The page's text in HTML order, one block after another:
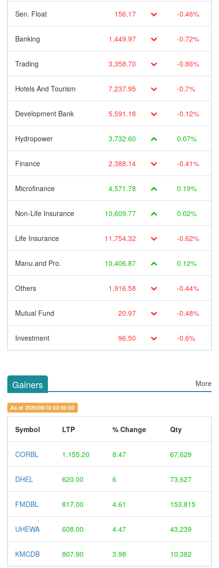
Sen. Float 156.17 -0.46%
Banking 1,449.97 -0.72%
Trading 3,358.70 -0.86%
Hotels And Tourism 7,237.95 -0.7%
Development Bank 5,591.18 -0.12%
Hydropower 3,732.60 0.07%
Finance 2,388.14 -0.41%
Microfinance 4,571.78 0.19%
Non-Life Insurance 10,609.77 0.02%
Life Insurance 11,754.32 -0.62%
Manu.and Pro. 10,406.87 0.12%
Others 1,916.58 -0.44%
Mutual Fund 20.97 -0.48%
Investment 96.50 -0.6%
Gainers More
As of 2026/08/10 03:00:00
Symbol LTP % Change Qty
CORBL 1,155.20 8.47 67,629
DHEL 620.00 6 73,627
FMDBL 817.00 4.61 153,815
UHEWA 608.00 4.47 43,239
KMCDB 807.90 3.98 10,382